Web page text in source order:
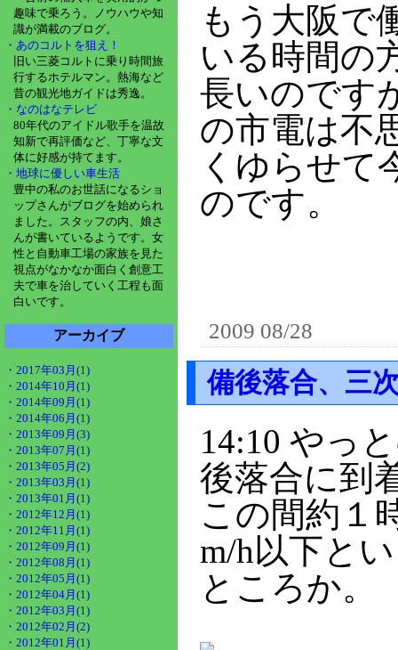
趣味で乗ろう。ノウハウや知
識が満載のブログ。
・あのコルトを狙え！
旧い三菱コルトに乗り時間旅
行するホテルマン。熱海など
昔の観光地ガイドは秀逸。
・なのはなテレビ
80年代のアイドル歌手を温故
知新で再評価など、丁寧な文
体に好感が持てます。
・地球に優しい車生活
豊中の私のお世話になるショ
ップさんがブログを始められ
ました。スタッフの内、娘さ
んが書いているようです。女
性と自動車工場の家族を見た
視点がなかなか面白く創意工
夫で車を治していく工程も面
白いです。
アーカイブ
・2017年03月(1)
・2014年10月(1)
・2014年09月(1)
・2014年06月(1)
・2013年09月(3)
・2013年07月(1)
・2013年05月(2)
・2013年03月(1)
・2013年01月(1)
・2012年12月(1)
・2012年11月(1)
・2012年09月(1)
・2012年08月(1)
・2012年05月(1)
・2012年04月(1)
・2012年03月(1)
・2012年02月(2)
・2012年01月(1)
もう大阪で
いる時間の
長いのです
の市電は不
くゆらせて
のです。
2009 08/28
備後落合、三
14:10 やっ
後落合に到
この間約１
m/h以下と
ところか。